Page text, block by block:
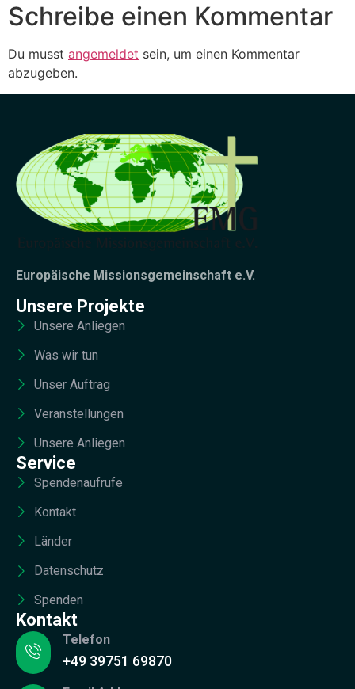
Schreibe einen Kommentar
Du musst angemeldet sein, um einen Kommentar
abzugeben.
Europäische Missionsgemeinschaft e.V.
Unsere Projekte
Unsere Anliegen
Was wir tun
Unser Auftrag
Veranstellungen
Unsere Anliegen
Service
Spendenaufrufe
Kontakt
Länder
Datenschutz
Spenden
Kontakt
Telefon
+49 39751 69870